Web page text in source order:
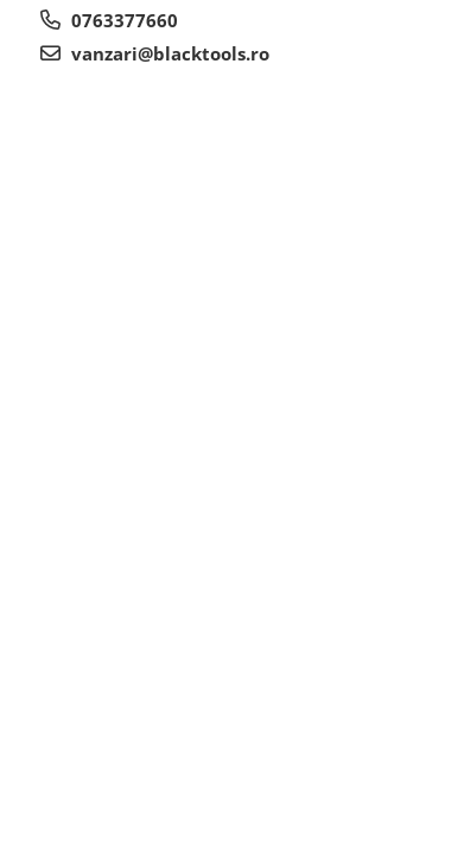
0763377660
vanzari@blacktools.ro